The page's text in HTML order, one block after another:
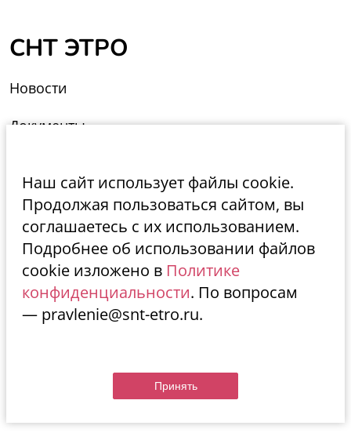
СНТ ЭТРО
Новости
Документы
Контакты
633415, Новосибирская обл, Тогучинский р-
н, село Репьево
Сайт работает на платформе
Наш сайт использует файлы cookie.
Продолжая пользоваться сайтом, вы
соглашаетесь с их использованием.
Подробнее об использовании файлов
cookie изложено в Политике
конфиденциальности. По вопросам
— pravlenie@snt-etro.ru.
Принять